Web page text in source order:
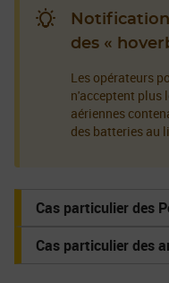
des «
Les opérateurs
n'acceptent plus
aériennes
des batteries au
Cas particulier des
Cas particulier des